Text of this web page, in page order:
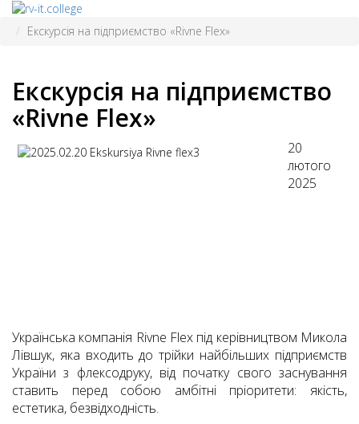
Екскурсія на підприємство «Rivne Flex»
Екскурсія на підприємство
«Rivne Flex»
20
лютого
2025
Українська компанія Rivne Flex під керівництвом Микола
Лівшук, яка входить до трійки найбільших підприємств
України з флексодруку, від початку свого заснування
ставить перед собою амбітні пріоритети: якість,
естетика, безвідходність.